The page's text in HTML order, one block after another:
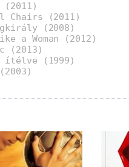
(2011)
Chairs (2011)
(2008)
a Woman (2012)
(2013)
ítélve (1999)